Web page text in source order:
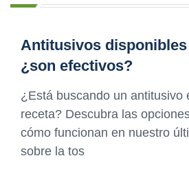
Antitusivos
¿son efectivos?
¿Está buscando un antitusivo
receta? Descubra las
cómo funcionan en nuestro
sobre la tos